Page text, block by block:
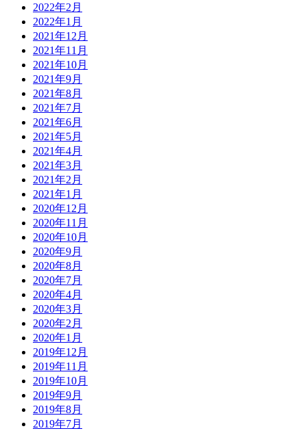
2022年2月
2022年1月
2021年12月
2021年11月
2021年10月
2021年9月
2021年8月
2021年7月
2021年6月
2021年5月
2021年4月
2021年3月
2021年2月
2021年1月
2020年12月
2020年11月
2020年10月
2020年9月
2020年8月
2020年7月
2020年4月
2020年3月
2020年2月
2020年1月
2019年12月
2019年11月
2019年10月
2019年9月
2019年8月
2019年7月